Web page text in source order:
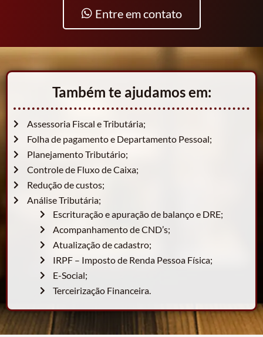
Entre em contato
Também te ajudamos em:
Assessoria Fiscal e Tributária;
Folha de pagamento e Departamento Pessoal;
Planejamento Tributário;
Controle de Fluxo de Caixa;
Redução de custos;
Análise Tributária;
Escrituração e apuração de balanço e DRE;
Acompanhamento de CND’s;
Atualização de cadastro;
IRPF – Imposto de Renda Pessoa Física;
E-Social;
Terceirização Financeira.